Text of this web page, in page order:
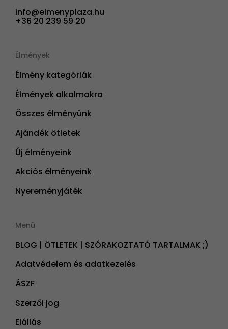
info@elmenyplaza.hu
+36 20 239 59 20
Élmények
Élmény kategóriák
Élmények alkalmakra
Összes élményünk
Ajándék ötletek
Új élményeink
Akciós élményeink
Nyereményjáték
Menü
BLOG | ÖTLETEK | SZÓRAKOZTATÓ TARTALMAK ;)
Adatvédelem és adatkezelés
ÁSZF
Szerzői jog
Elállás